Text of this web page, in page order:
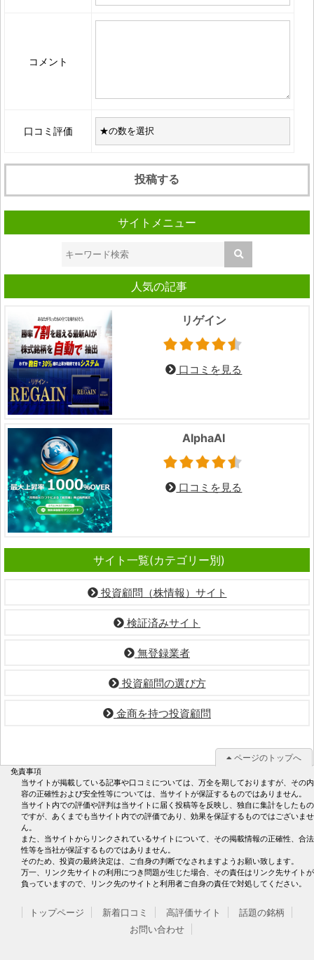
コメント
口コミ評価
サイトメニュー
人気の記事
リゲイン
口コミを見る
AlphaAI
口コミを見る
サイト一覧(カテゴリー別)
投資顧問（株情報）サイト
検証済みサイト
無登録業者
投資顧問の選び方
金商を持つ投資顧問
免責事項
当サイトが掲載している記事や口コミについては、万全を期しておりますが、その内
容の正確性および安全性等については、当サイトが保証するものではありません。
当サイト内での評価や評判は当サイトに届く投稿等を反映し、独自に集計をしたもの
ですが、あくまでも当サイト内での評価であり、効果を保証するものではございませ
ん。
また、当サイトからリンクされているサイトについて、その掲載情報の正確性、合法
性等を当社が保証するものではありません。
そのため、投資の最終決定は、ご自身の判断でなされますようお願い致します。
万一、リンク先サイトの利用につき問題が生じた場合、その責任はリンク先サイトが
負っていますので、リンク先のサイトと利用者ご自身の責任で対処してください。
トップページ 新着口コミ 高評価サイト
話題の銘柄
お問い合わせ
ページのトップへ